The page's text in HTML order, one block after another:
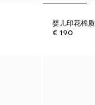
婴儿印花棉
€ 190